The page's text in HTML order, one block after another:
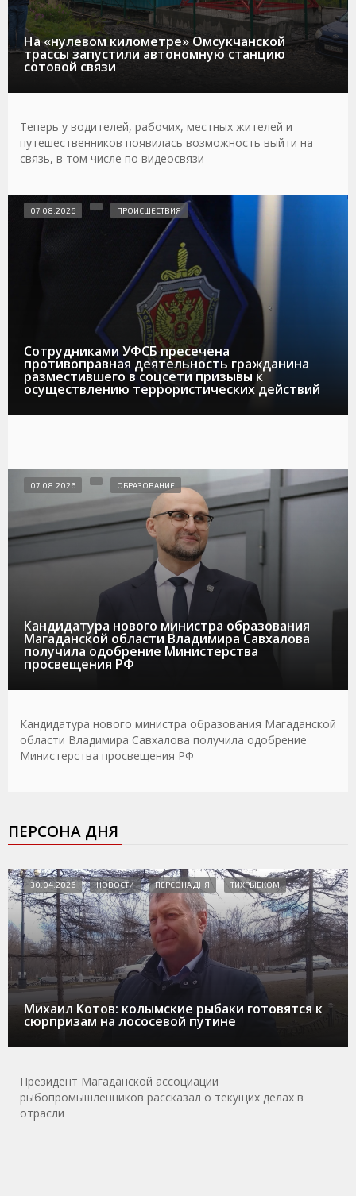
На «нулевом километре» Омсукчанской
трассы запустили автономную станцию
сотовой связи
Теперь у водителей, рабочих, местных жителей и
путешественников появилась возможность выйти на
связь, в том числе по видеосвязи
Сотрудниками УФСБ пресечена
противоправная деятельность гражданина
разместившего в соцсети призывы к
осуществлению террористических действий
07.08.2026 ПРОИСШЕСТВИЯ
Кандидатура нового министра образования
Магаданской области Владимира Савхалова
получила одобрение Министерства
просвещения РФ
07.08.2026 ОБРАЗОВАНИЕ
Кандидатура нового министра образования Магаданской
области Владимира Савхалова получила одобрение
Министерства просвещения РФ
ПЕРСОНА ДНЯ
Михаил Котов: колымские рыбаки готовятся к
сюрпризам на лососевой путине
30.04.2026 НОВОСТИ ПЕРСОНА ДНЯ ТИХРЫБКОМ
Президент Магаданской ассоциации
рыбопромышленников рассказал о текущих делах в
отрасли